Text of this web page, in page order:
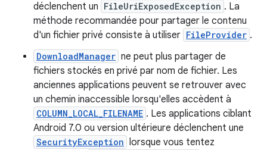
déclenchent un FileUriExposedException . La
méthode recommandée pour partager le contenu
d'un fichier privé consiste à utiliser FileProvider .
DownloadManager ne peut plus partager de
fichiers stockés en privé par nom de fichier. Les
anciennes applications peuvent se retrouver avec
un chemin inaccessible lorsqu'elles accèdent à
COLUMN_LOCAL_FILENAME . Les applications ciblant
Android 7.0 ou version ultérieure déclenchent une
SecurityException lorsque vous tentez